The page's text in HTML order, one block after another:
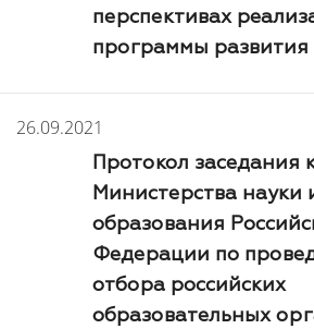
перспективах
программы развития
26.09.2021
Протокол заседания
Министерства науки
образования
Федерации по
отбора российских
образовательных